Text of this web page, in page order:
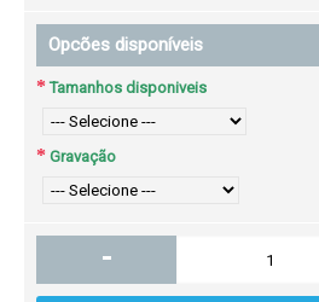
Opcões disponíveis
Tamanhos disponiveis
Gravação
-